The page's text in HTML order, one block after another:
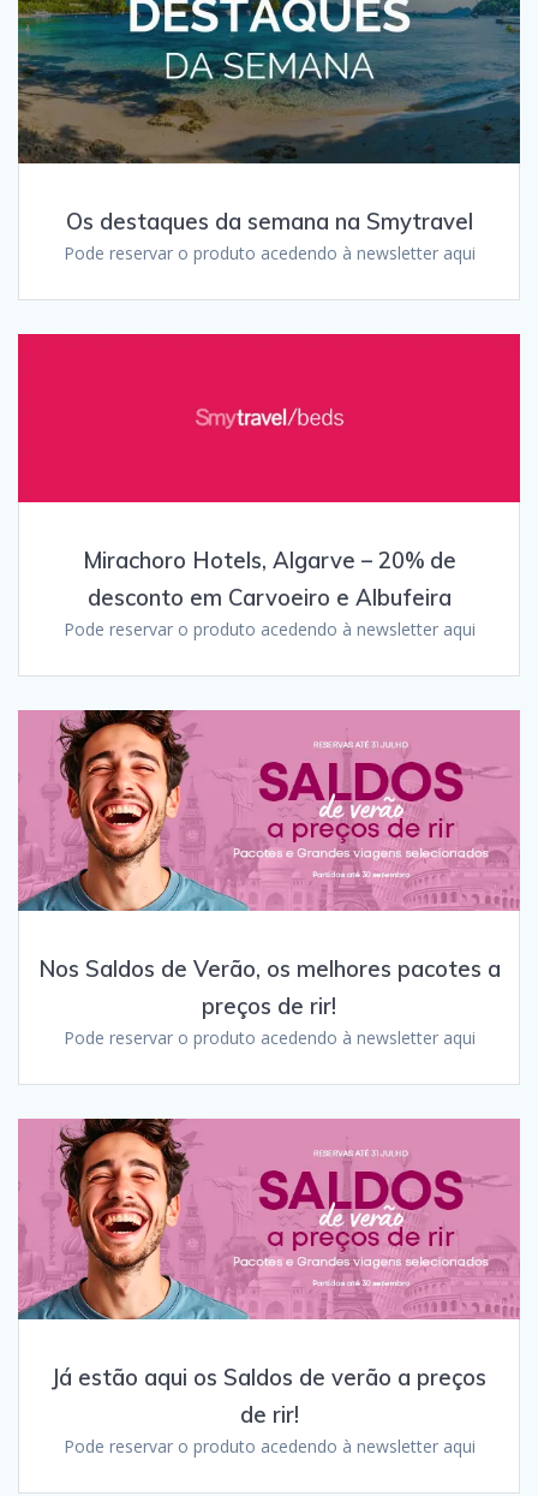
Os destaques da semana na Smytravel
Pode reservar o produto acedendo à newsletter aqui
Mirachoro Hotels, Algarve – 20% de
desconto em Carvoeiro e Albufeira
Pode reservar o produto acedendo à newsletter aqui
Nos Saldos de Verão, os melhores pacotes a
preços de rir!
Pode reservar o produto acedendo à newsletter aqui
Já estão aqui os Saldos de verão a preços
de rir!
Pode reservar o produto acedendo à newsletter aqui